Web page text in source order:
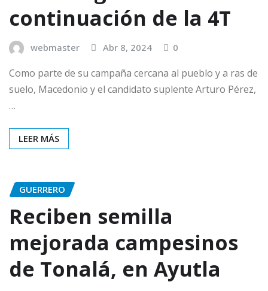
continuación de la 4T
webmaster Abr 8, 2024 0
Como parte de su campaña cercana al pueblo y a ras de
suelo, Macedonio y el candidato suplente Arturo Pérez,
…
LEER MÁS
GUERRERO
Reciben semilla
mejorada campesinos
de Tonalá, en Ayutla